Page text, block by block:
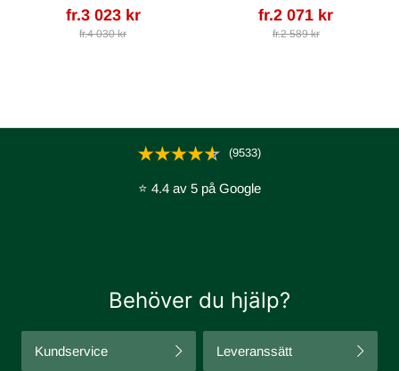
fr.3 023 kr
fr.4 030 kr
fr.2 071 kr
fr.2 589 kr
(9533)
⭐ 4.4 av 5 på Google
Behöver du hjälp?
Kundservice Leveranssätt